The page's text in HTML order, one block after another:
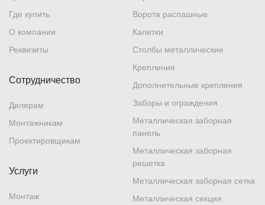
Где купить
О компании
Реквизиты
Ворота распашные
Калитки
Столбы металлические
Крепления
Дополнительные крепления
Заборы и ограждения
Металлическая заборная
панель
Металлическая заборная
решетка
Металлическая заборная сетка
Металлическая секция
Сотрудничество
Дилерам
Монтажникам
Проектировщикам
Услуги
Монтаж